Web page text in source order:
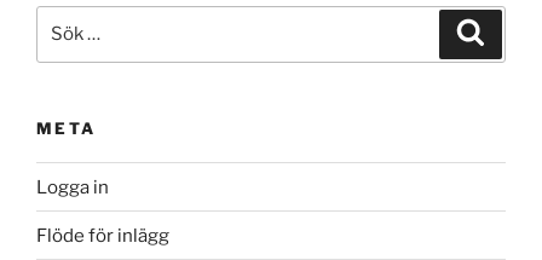
efter:
META
Logga in
Flöde för inlägg